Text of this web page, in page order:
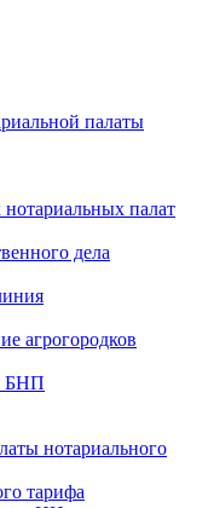
палаты
палат
дела
агрогородков
БНП
нотариального
тарифа